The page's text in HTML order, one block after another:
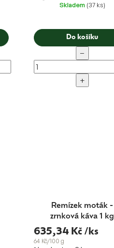
Skladem (37 ks)
Do košíku
−
+
Remízek moták -
zrnková káva 1 kg
blend Nr.4
635,34 Kč /ks
64 Kč/100 g